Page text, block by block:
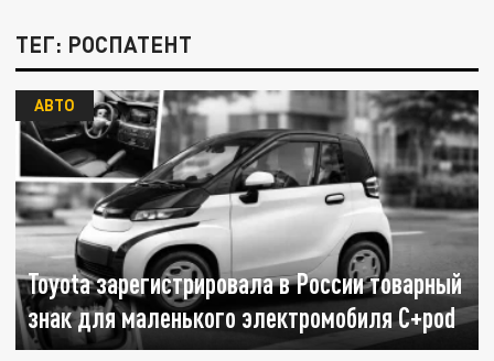
ТЕГ: РОСПАТЕНТ
Toyota зарегистрировала в России товарный
знак для маленького электромобиля C+pod
АВТО